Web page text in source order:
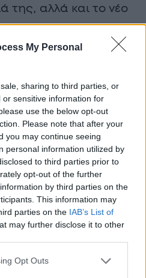
My Personal
sharing to third parties, or
sensitive information for
use the below opt-out
Please note that after your
you may continue seeing
personal information utilized by
to third parties prior to
opt-out of the further
by third parties on the
This information may
parties on the IAB’s List of
may further disclose it to other
Opt Outs
της, αλλά και το νέο
Μπρούνο Τσερέλα,
το επόμενο